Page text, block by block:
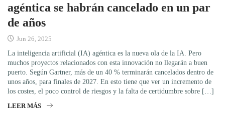
agéntica se habrán cancelado en un par
de años
Jun 26, 2025
La inteligencia artificial (IA) agéntica es la nueva ola de la IA. Pero
muchos proyectos relacionados con esta innovación no llegarán a buen
puerto. Según Gartner, más de un 40 % terminarán cancelados dentro de
unos años, para finales de 2027. En esto tiene que ver un incremento de
los costes, el poco control de riesgos y la falta de certidumbre sobre […]
LEER MÁS